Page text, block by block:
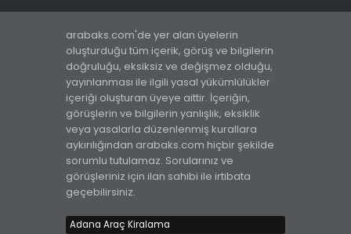
arabaks.com'de yer alan üyelerin
oluşturduğu tüm içerik, görüş ve bilgilerin
doğruluğu, eksiksiz ve değişmez olduğu,
yayınlanması ile ilgili yasal yükümlülükler
içeriği oluşturan üyeye aittir. İçeriğin,
görüşlerin ve bilgilerin yanlışlık, eksiklik
veya yasalarla düzenlenmiş kurallara
aykırılığından arabaks.com hiçbir şekilde
sorumlu tutulamaz. Sorularınız ve
görüşleriniz için ilan sahibi ile irtibata
geçebilirsiniz.
Adana Araç Kiralama